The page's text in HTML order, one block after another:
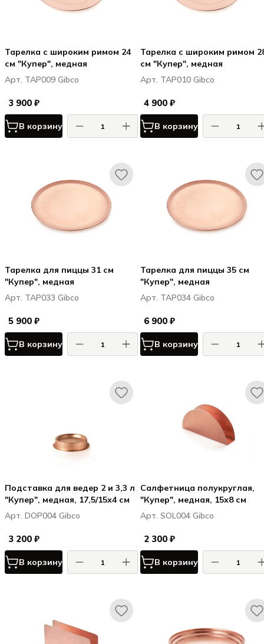
Тарелка с широким римом 24
см "Купер", медная
Арт. TAP009 Gibco
3 900 ₽
В корзину
Тарелка с широким римом
см "Купер", медная
Арт. TAP010 Gibco
4 900 ₽
В корзину
Тарелка для пиццы 31 см
"Купер", медная
Арт. TAP033 Gibco
5 900 ₽
В корзину
Тарелка для пиццы 35 см
"Купер", медная
Арт. TAP034 Gibco
6 900 ₽
В корзину
Подставка для ведер 2 и 3,3 л
"Купер", медная, 17,5/15х4 см
Арт. DOP004 Gibco
3 200 ₽
В корзину
Салфетница полукруглая,
"Купер", медная, 15х8 см
Арт. SOL004 Gibco
2 300 ₽
В корзину